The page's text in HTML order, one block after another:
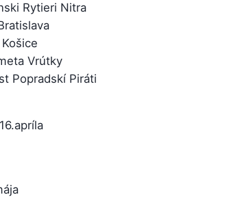
Rytieri Nitra
Vrútky
Popradskí Piráti